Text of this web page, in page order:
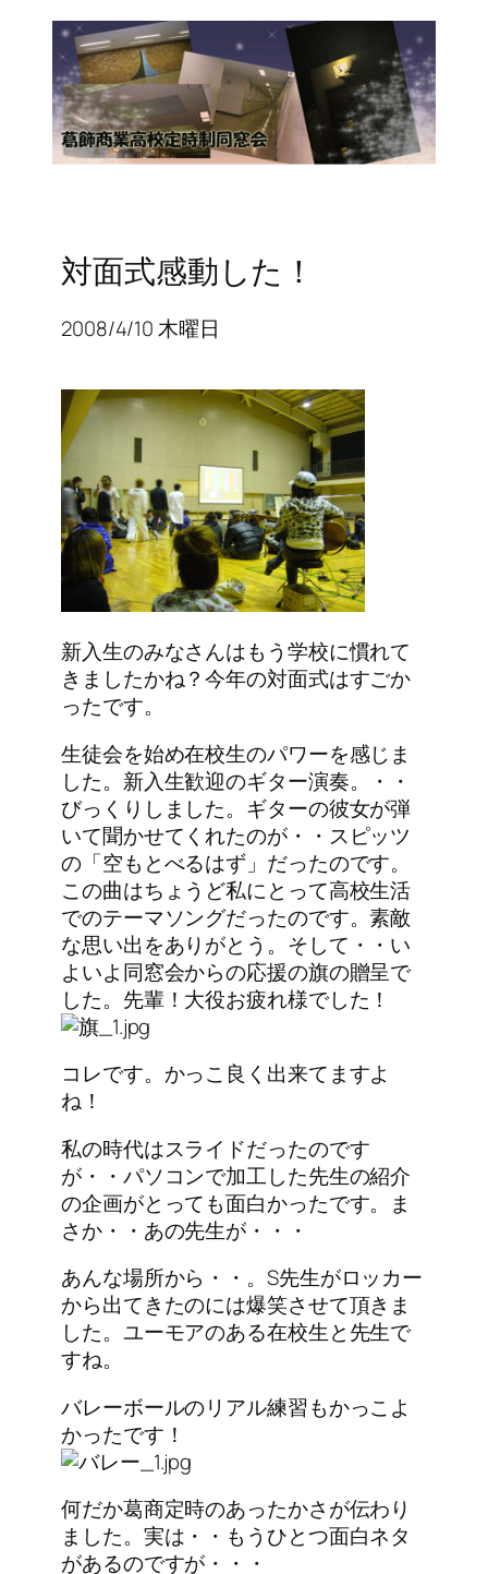
対面式感動した！
2008/4/10 木曜日
新入生のみなさんはもう学校に慣れて
きましたかね？今年の対面式はすごか
ったです。
生徒会を始め在校生のパワーを感じま
した。新入生歓迎のギター演奏。・・
びっくりしました。ギターの彼女が弾
いて聞かせてくれたのが・・スピッツ
の「空もとべるはず」だったのです。
この曲はちょうど私にとって高校生活
でのテーマソングだったのです。素敵
な思い出をありがとう。そして・・い
よいよ同窓会からの応援の旗の贈呈で
した。先輩！大役お疲れ様でした！
コレです。かっこ良く出来てますよ
ね！
私の時代はスライドだったのです
が・・パソコンで加工した先生の紹介
の企画がとっても面白かったです。ま
さか・・あの先生が・・・
あんな場所から・・。S先生がロッカー
から出てきたのには爆笑させて頂きま
した。ユーモアのある在校生と先生で
すね。
バレーボールのリアル練習もかっこよ
かったです！
何だか葛商定時のあったかさが伝わり
ました。実は・・もうひとつ面白ネタ
があるのですが・・・